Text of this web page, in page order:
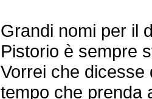
Grandi nomi per il
Pistorio è sempre
Vorrei che
tempo che prenda